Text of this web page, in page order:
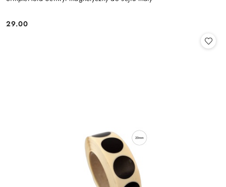
Cena:
29.00